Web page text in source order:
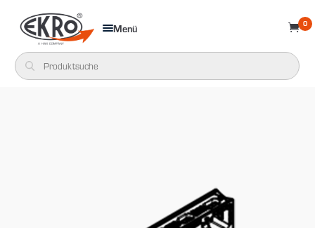
Menü  0